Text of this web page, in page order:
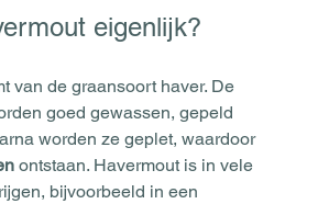
eigenlijk?
van de graansoort haver. De
goed gewassen, gepeld
worden ze geplet, waardoor
ontstaan. Havermout is in vele
bijvoorbeeld in een